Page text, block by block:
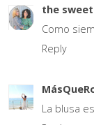
the
Como
Reply
La blusa